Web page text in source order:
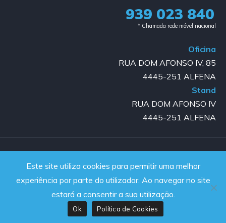
939 023 840​
* Chamada rede móvel nacional
Oficina
RUA DOM AFONSO IV, 85
4445-251 ALFENA
Stand
RUA DOM AFONSO IV
4445-251 ALFENA
Powered by JanelaWeb
Este site utiliza cookies para permitir uma melhor
experiência por parte do utilizador. Ao navegar no site
estará a consentir a sua utilização.
Ok Política de Cookies